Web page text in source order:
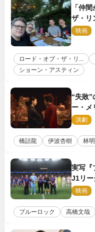
「仲
ザ・リ
感激
映画
ロード・オブ・ザ・リ...
ショーン・アスティン
“失敗
ー・メ
演劇
橋詰龍 伊波杏樹 林
実写『
J1リー
＆喜び
映画
ブルーロック 高橋文哉